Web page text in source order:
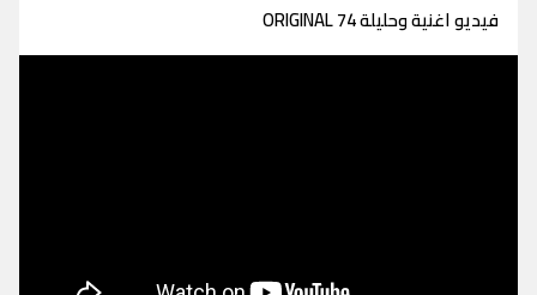
فيديو اغنية وحليلة ORIGINAL 74